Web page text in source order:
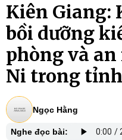
Kiên Giang:
bồi dưỡng
phòng và
Ni trong tỉnh
Ngọc Hằng
Nghe đọc bài: